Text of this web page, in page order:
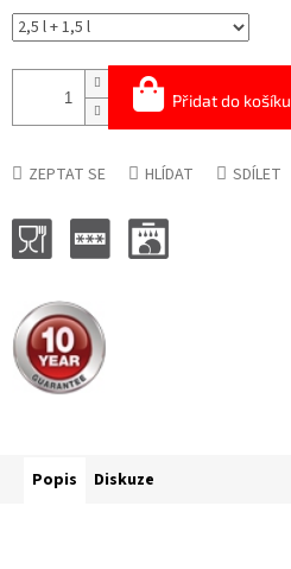
Přidat do košíku
ZEPTAT SE HLÍDAT SDÍLET
Popis Diskuze